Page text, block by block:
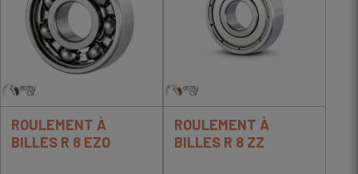
ROULEMENT À
BILLES R 8 EZO
ROULEMENT À
BILLES R 8 ZZ